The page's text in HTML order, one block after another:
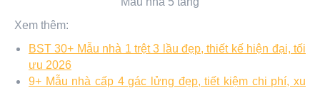
Xem thêm:
BST 30+ Mẫu nhà 1 trệt 3 lầu đẹp, thiết kế hiện đại, tối
ưu 2026
9+ Mẫu nhà cấp 4 gác lửng đẹp, tiết kiệm chi phí, xu